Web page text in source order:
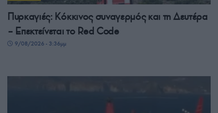
Πυρκαγιές: Κόκκινος συναγερμός και τη Δευτέρα
– Επεκτείνεται το Red Code
9/08/2026 - 3:36μμ